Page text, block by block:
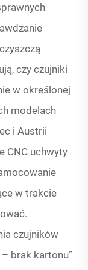
czy czujniki
w określonej
modelach
i Austrii
CNC uchwyty
w trakcie
czujników
brak kartonu”